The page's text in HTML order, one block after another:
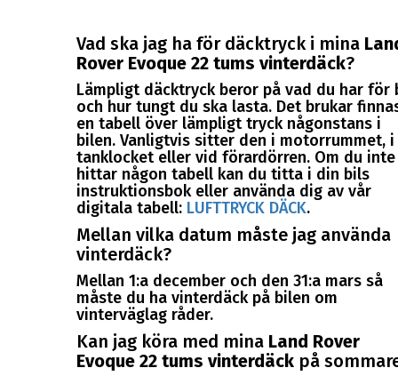
Vad ska jag ha för däcktryck i mina
Rover Evoque 22 tums vinterdäck?
Lämpligt däcktryck beror på vad du har för
och hur tungt du ska lasta. Det brukar
en tabell över lämpligt tryck någonstans i
bilen. Vanligtvis sitter den i motorrummet, i
tanklocket eller vid förardörren. Om du inte
hittar någon tabell kan du titta i din bils
instruktionsbok eller använda dig av vår
digitala tabell: LUFTTRYCK DÄCK.
Mellan vilka datum måste jag använda
vinterdäck?
Mellan 1:a december och den 31:a mars så
måste du ha vinterdäck på bilen om
vinterväglag råder.
Kan jag köra med mina Land Rover
Evoque 22 tums vinterdäckpå